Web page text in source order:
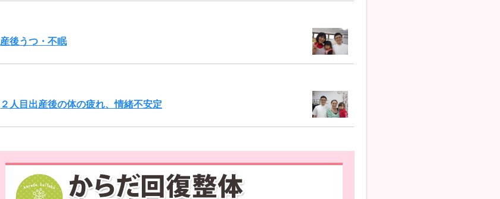
産後うつ・不眠
２人目出産後の体の疲れ、情緒不安定